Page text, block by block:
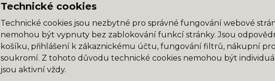
Technické cookies
Technické cookies jsou nezbytné pro správné fungování webové
nemohou být vypnuty bez zablokování funkcí stránky. Jsou
košíku, přihlášení k zákaznickému účtu, fungování filtrů, nákupní
soukromí. Z tohoto důvodu technické cookies nemohou být
jsou aktivní vždy.